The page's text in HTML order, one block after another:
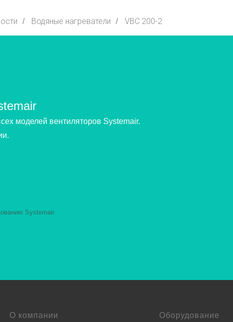
/ Водяные нагреватели / VBC 200-2
моделей вентиляторов Systemair.
Systemair
О компании Оборудование